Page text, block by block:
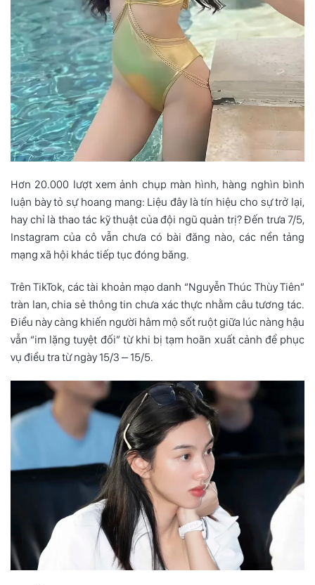
Hơn 20.000 lượt xem ảnh chụp màn hình, hàng nghìn bình
luận bày tỏ sự hoang mang: Liệu đây là tín hiệu cho sự trở lại,
hay chỉ là thao tác kỹ thuật của đội ngũ quản trị? Đến trưa 7/5,
Instagram của cô vẫn chưa có bài đăng nào, các nền tảng
mạng xã hội khác tiếp tục đóng băng.
Trên TikTok, các tài khoản mạo danh “Nguyễn Thúc Thùy Tiên”
tràn lan, chia sẻ thông tin chưa xác thực nhằm câu tương tác.
Điều này càng khiến người hâm mộ sốt ruột giữa lúc nàng hậu
vẫn “im lặng tuyệt đối” từ khi bị tạm hoãn xuất cảnh để phục
vụ điều tra từ ngày 15/3 – 15/5.